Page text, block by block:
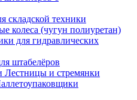
складской техники
колеса (чугун полиуретан)
для гидравлических
штабелёров
Лестницы и стремянки